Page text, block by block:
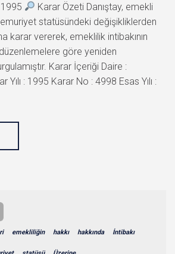
Karar Özeti Danıştay, emekli
statüsündeki değişikliklerden
karar vererek, emeklilik intibakının
göre yeniden
Karar İçeriği Daire :
Yılı : 1995 Karar No : 4998 Esas Yılı :
emekliliğin hakkı hakkında İntibakı